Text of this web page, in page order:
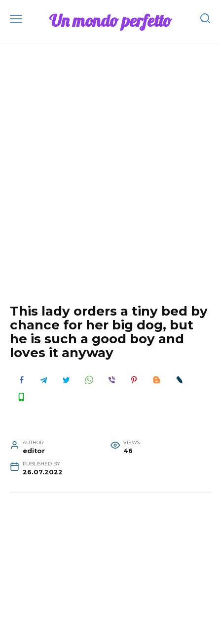
Un mondo perfetto
This lady orders a tiny bed by
chance for her big dog, but
he is such a good boy and
loves it anyway
AUTHOR
editor
VIEWS
46
PUBLISHED BY
26.07.2022